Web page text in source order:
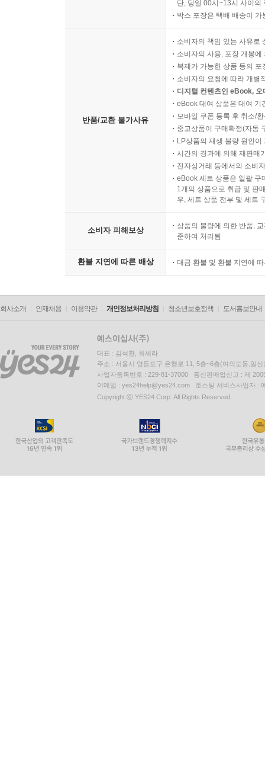
단, 당일 00시~13시 사이의
박스 포장은 택배 배송이
반품/교환 불가사유
소비자의 책임 있는 사유로
소비자의 사용, 포장 개봉
복제가 가능한 상품 등의
소비자의 요청에 따라 개별
디지털 컨텐츠인 eBook,
eBook 대여 상품은 대여 기
모바일 쿠폰 등록 후 취소/
중고상품이 구매확정(자동
LP상품의 재생 불량 원인
시간의 경과에 의해 재판매
전자상거래 등에서의 소비
eBook 세트 상품은 일괄 구
1개의 상품으로 취급 및 판
우, 세트 상품 전부 및 세트
소비자 피해보상
상품의 불량에 의한 반품,
준하여 처리됨
환불 지연에 따른 배상 대금 환불 및 환불 지연에
회사소개 인재채용 이용약관 개인정보처리방침 청소년보호정책 도서홍보안내
대표 : 김석환, 최세라
주소 : 서울시 영등포구 은행로 11, 5층~6층(여의도동,일신
사업자등록번호 : 229-81-37000 통신판매업신고 : 제
이메일 : yes24help@yes24.com 호스팅 서비스사업자 :
Copyright ⓒ YES24 Corp. All Rights Reserved.